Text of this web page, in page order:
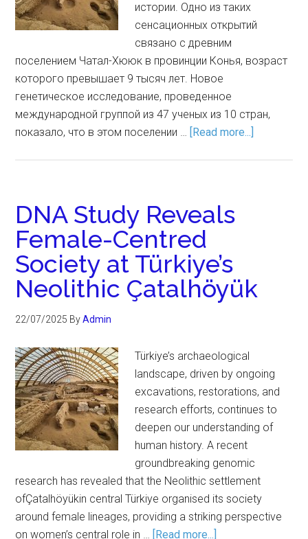
истории. Одно из таких
сенсационных открытий
связано с древним
поселением Чатал-Хююк в провинции Конья, возраст
которого превышает 9 тысяч лет. Новое
генетическое исследование, проведенное
международной группой из 47 ученых из 10 стран,
показало, что в этом поселении … [Read more...]
DNA Study Reveals
Female-Centred
Society at Türkiye’s
Neolithic Çatalhöyük
22/07/2025 ByAdmin
Türkiye’s archaeological
landscape, driven by ongoing
excavations, restorations, and
research efforts, continues to
deepen our understanding of
human history. A recent
groundbreaking genomic
research has revealed that the Neolithic settlement
ofÇatalhöyükin central Türkiye organised its society
around female lineages, providing a striking perspective
on women’s central role in … [Read more...]